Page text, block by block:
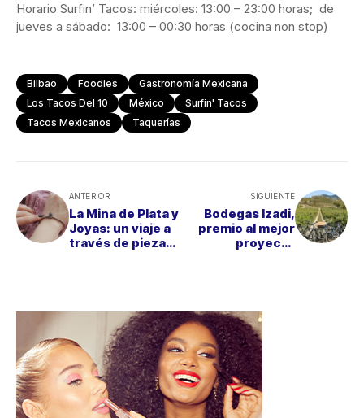
Horario Surfin’ Tacos: miércoles: 13:00 – 23:00 horas; de
jueves a sábado: 13:00 – 00:30 horas (cocina non stop)
Bilbao Foodies
Gastronomía Mexicana
Los Tacos Del 10
México
Surfin' Tacos
Tacos Mexicanos
Taquerías
ANTERIOR
La Mina de Plata y
Joyas: un viaje a
través de piezas
SIGUIENTE
Bodegas Izadi,
premio al mejor
proyecto